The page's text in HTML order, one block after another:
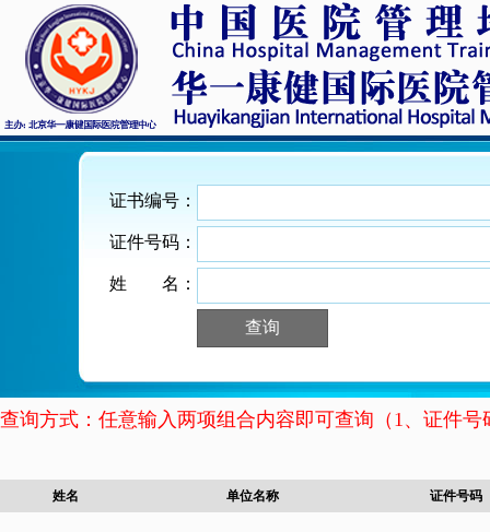
证书编号：
证件号码：
姓 名：
查询方式：任意输入两项组合内容即可查询（1、证件
姓名 单位名称 证件号码